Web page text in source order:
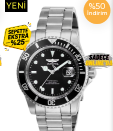
%50
İndirim
YENI